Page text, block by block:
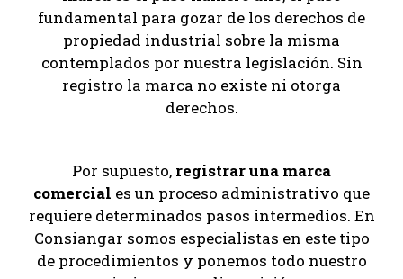
fundamental para gozar de los derechos de
propiedad industrial sobre la misma
contemplados por nuestra legislación. Sin
registro la marca no existe ni otorga
derechos.
Por supuesto, registrar una marca
comercial es un proceso administrativo que
requiere determinados pasos intermedios. En
Consiangar somos especialistas en este tipo
de procedimientos y ponemos todo nuestro